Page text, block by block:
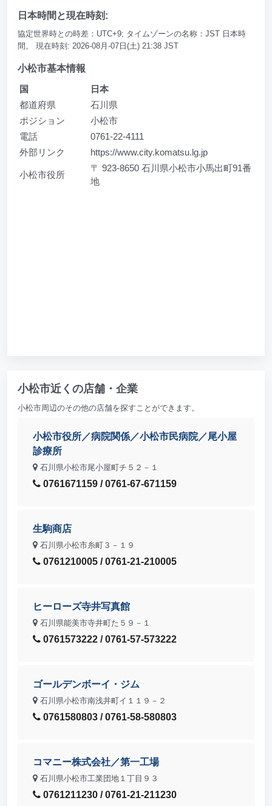
日本時間と現在時刻:
協定世界時との時差：UTC+9; タイムゾーンの名称：JST 日本時
間。 現在時刻: 2026-08月-07日(土) 21:38 JST
小松市基本情報
国
日本
都道府県
石川県
ポジション
小松市
電話
0761-22-4111
外部リンク
https://www.city.komatsu.lg.jp
小松市役所
〒 923-8650 石川県小松市小馬出町91番
地
小松市近くの店舗・企業
小松市周辺のその他の店舗を探すことができます。
小松市役所／病院関係／小松市民病院／尾小屋
診療所
石川県小松市尾小屋町チ５２－１
0761671159 / 0761-67-671159
生駒商店
石川県小松市糸町３－１９
0761210005 / 0761-21-210005
ヒーローズ寺井写真館
石川県能美市寺井町た５９－１
0761573222 / 0761-57-573222
ゴールデンボーイ・ジム
石川県小松市南浅井町イ１１９－２
0761580803 / 0761-58-580803
コマニー株式会社／第一工場
石川県小松市工業団地１丁目９３
0761211230 / 0761-21-211230